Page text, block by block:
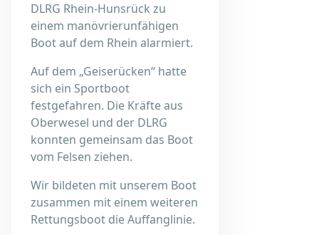
DLRG Rhein-Hunsrück zu
einem manövrierunfähigen
Boot auf dem Rhein alarmiert.
Auf dem „Geiserücken“ hatte
sich ein Sportboot
festgefahren. Die Kräfte aus
Oberwesel und der DLRG
konnten gemeinsam das Boot
vom Felsen ziehen.
Wir bildeten mit unserem Boot
zusammen mit einem weiteren
Rettungsboot die Auffanglinie.